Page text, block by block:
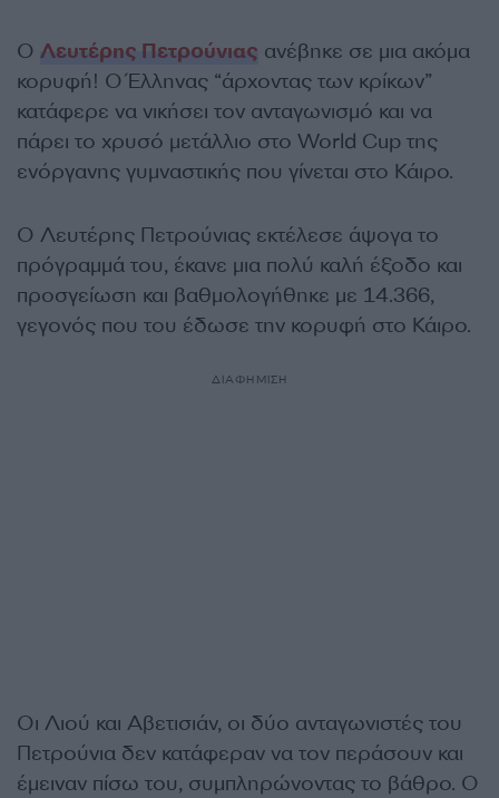
Ο Λευτέρης Πετρούνιας ανέβηκε σε μια ακόμα
κορυφή! Ο Έλληνας “άρχοντας των κρίκων”
κατάφερε να νικήσει τον ανταγωνισμό και να
πάρει το χρυσό μετάλλιο στο World Cup της
ενόργανης γυμναστικής που γίνεται στο Κάιρο.
Ο Λευτέρης Πετρούνιας εκτέλεσε άψογα το
πρόγραμμά του, έκανε μια πολύ καλή έξοδο και
προσγείωση και βαθμολογήθηκε με 14.366,
γεγονός που του έδωσε την κορυφή στο Κάιρο.
ΔΙΑΦΗΜΙΣΗ
Οι Λιού και Αβετισιάν, οι δύο ανταγωνιστές του
Πετρούνια δεν κατάφεραν να τον περάσουν και
έμειναν πίσω του, συμπληρώνοντας το βάθρο. Ο